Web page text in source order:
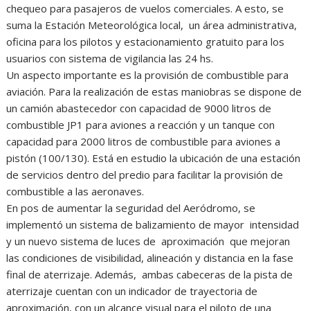
chequeo para pasajeros de vuelos comerciales. A esto, se
suma la Estación Meteorológica local, un área administrativa,
oficina para los pilotos y estacionamiento gratuito para los
usuarios con sistema de vigilancia las 24 hs.
Un aspecto importante es la provisión de combustible para
aviación. Para la realización de estas maniobras se dispone de
un camión abastecedor con capacidad de 9000 litros de
combustible JP1 para aviones a reacción y un tanque con
capacidad para 2000 litros de combustible para aviones a
pistón (100/130). Está en estudio la ubicación de una estación
de servicios dentro del predio para facilitar la provisión de
combustible a las aeronaves.
En pos de aumentar la seguridad del Aeródromo, se
implementó un sistema de balizamiento de mayor intensidad
y un nuevo sistema de luces de aproximación que mejoran
las condiciones de visibilidad, alineación y distancia en la fase
final de aterrizaje. Además, ambas cabeceras de la pista de
aterrizaje cuentan con un indicador de trayectoria de
aproximación, con un alcance visual para el piloto de una